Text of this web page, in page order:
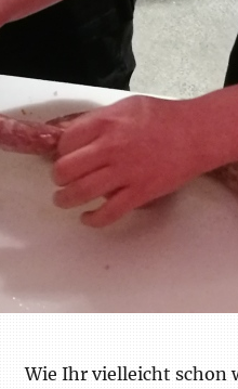
Wie Ihr vielleicht schon